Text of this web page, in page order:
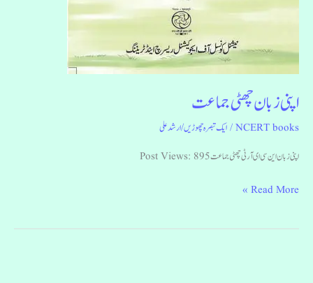
اپنی زبان چھٹی جماعت
NCERT books
/ایک تبصرہ چھوڑیں/ارشد علی
اپنی زبان این سی ای آر ٹی چھٹی جماعت Post Views: 895
Read More »